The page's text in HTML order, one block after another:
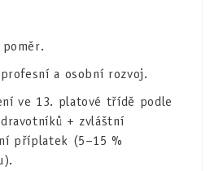
a osobní rozvoj.
ve 13. platové třídě podle
+ zvláštní
příplatek (5–15 %